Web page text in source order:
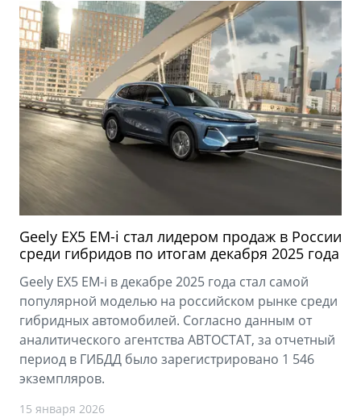
Geely EX5 EM-i стал лидером продаж в России
среди гибридов по итогам декабря 2025 года
Geely EX5 EM-i в декабре 2025 года стал самой
популярной моделью на российском рынке среди
гибридных автомобилей. Согласно данным от
аналитического агентства АВТОСТАТ, за отчетный
период в ГИБДД было зарегистрировано 1 546
экземпляров.
15 января 2026